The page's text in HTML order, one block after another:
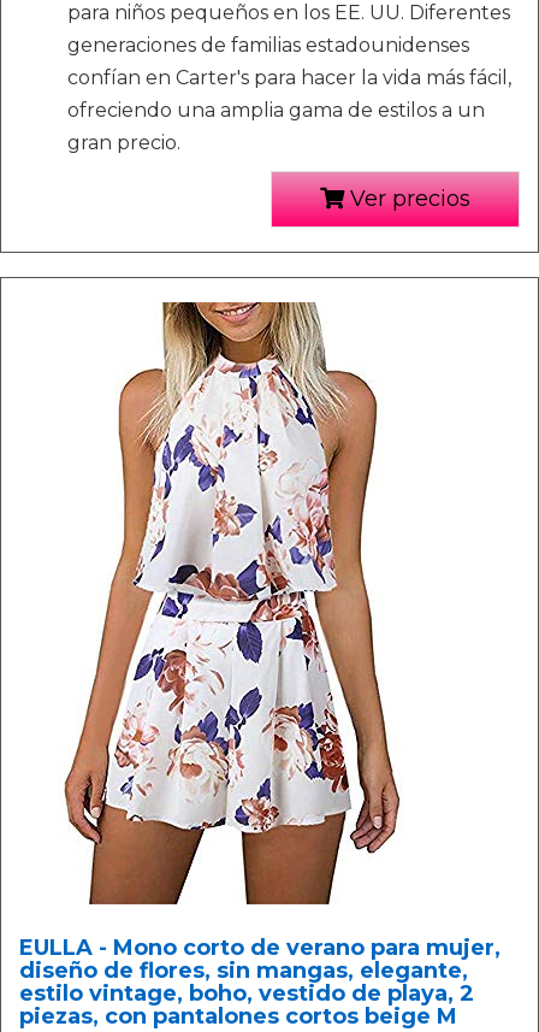
para niños pequeños en los EE. UU. Diferentes
generaciones de familias estadounidenses
confían en Carter's para hacer la vida más fácil,
ofreciendo una amplia gama de estilos a un
gran precio.
Ver precios
EULLA - Mono corto de verano para mujer,
diseño de flores, sin mangas, elegante,
estilo vintage, boho, vestido de playa, 2
piezas, con pantalones cortos beige M